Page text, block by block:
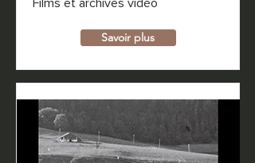
Films et archives vidéo
Savoir plus